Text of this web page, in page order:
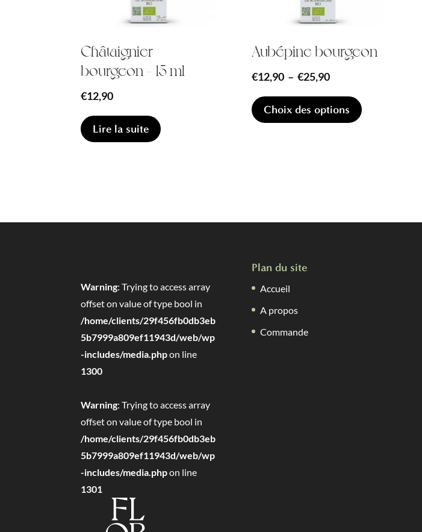
Châtaignier
bourgeon – 15 ml
€12,90
Lire la suite
Aubépine bourgeon
€12,90 – €25,90Plage
de
prix :
Choix des options
produit
être
Warning: Trying to access array
offset on value of type bool in
/home/clients/29f456fb0db3eb
5b7999a809ef11943d/web/wp
-includes/media.phpon line
1300
Warning: Trying to access array
offset on value of type bool in
/home/clients/29f456fb0db3eb
5b7999a809ef11943d/web/wp
-includes/media.phpon line
1301
Plan du site
Accueil
A propos
Commande